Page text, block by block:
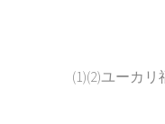
(1)(2)ユーカ